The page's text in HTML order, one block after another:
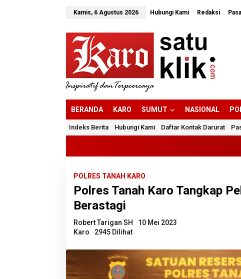
Kamis, 6 Agustus 2026 Hubungi Kami Redaksi
BERANDA KARO SUMUT NASIONAL
Indeks Berita Hubungi Kami Daftar Kontak Darurat
POLRES TANAH KARO
Polres Tanah Karo Tangkap
Berastagi
Robert Tarigan SH
10 Mei 2023
Karo
2945 Dilihat